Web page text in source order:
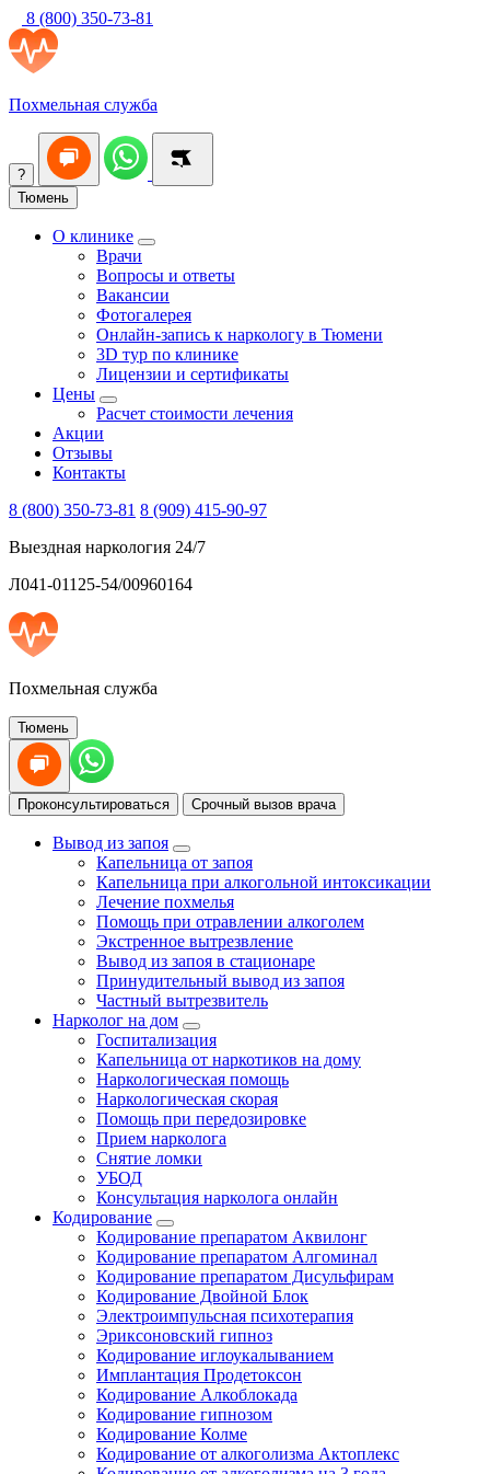
8 (800) 350-73-81
Похмельная служба
?
Тюмень
О клинике
Врачи
Вопросы и ответы
Вакансии
Фотогалерея
Онлайн-запись к наркологу в Тюмени
3D тур по клинике
Лицензии и сертификаты
Цены
Расчет стоимости лечения
Акции
Отзывы
Контакты
8 (800) 350-73-81 8 (909) 415-90-97
Выездная наркология 24/7
Л041-01125-54/00960164
Похмельная служба
Тюмень
Проконсультироваться Срочный вызов врача
Вывод из запоя
Капельница от запоя
Капельница при алкогольной интоксикации
Лечение похмелья
Помощь при отравлении алкоголем
Экстренное вытрезвление
Вывод из запоя в стационаре
Принудительный вывод из запоя
Частный вытрезвитель
Нарколог на дом
Госпитализация
Капельница от наркотиков на дому
Наркологическая помощь
Наркологическая скорая
Помощь при передозировке
Прием нарколога
Снятие ломки
УБОД
Консультация нарколога онлайн
Кодирование
Кодирование препаратом Аквилонг
Кодирование препаратом Алгоминал
Кодирование препаратом Дисульфирам
Кодирование Двойной Блок
Электроимпульсная психотерапия
Эриксоновский гипноз
Кодирование иглоукалыванием
Имплантация Продетоксон
Кодирование Алкоблокада
Кодирование гипнозом
Кодирование Колме
Кодирование от алкоголизма Актоплекс